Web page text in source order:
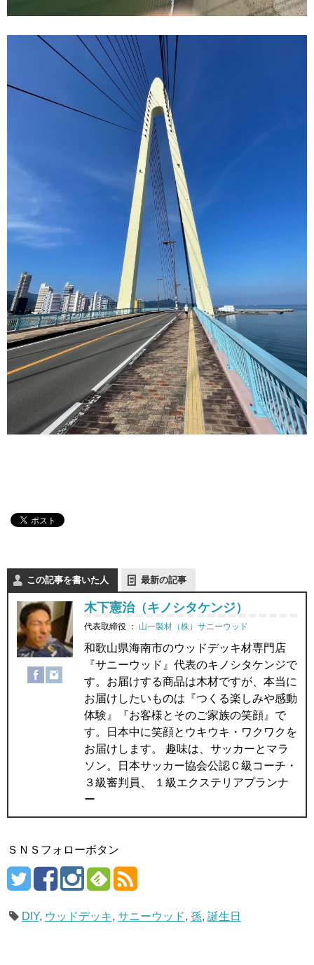
この記事を書いた人 最新の記事
木下憲治（キノシタケンジ）
代表取締役 ： 山一製材（株）サニーウッド
和歌山県海南市のウッドデッキ材専門店
『サニーウッド』代表のキノシタケンジで
す。お届けする商品は木材ですが、本当に
お届けしたいものは『つくる楽しみや感動
体験』『お客様とそのご家族の笑顔』で
す。日本中に笑顔とウキウキ・ワクワクを
お届けします。 趣味は、サッカーとマラ
ソン。日本サッカー協会公認Ｃ級コーチ・
３級審判員、 １級エクステリアプランナ
ー
ＳＮＳフォローボタン
DIY, ウッドデッキ, サニーウッド, 孫, 誕生日